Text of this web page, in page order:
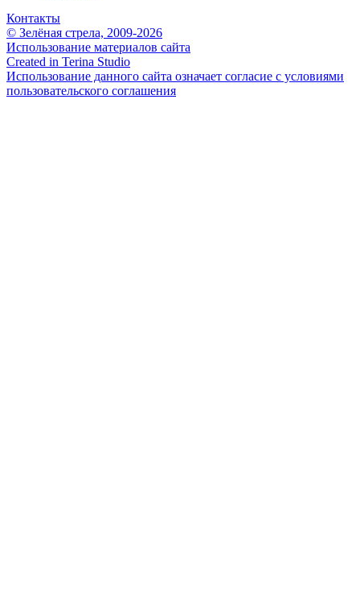
Контакты
© Зелёная стрела, 2009-2026
Использование материалов сайта
Created in Terina Studio
Использование данного сайта означает согласие с условиями
пользовательского соглашения